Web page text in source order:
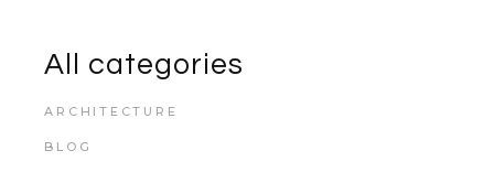
All categories
ARCHITECTURE
BLOG